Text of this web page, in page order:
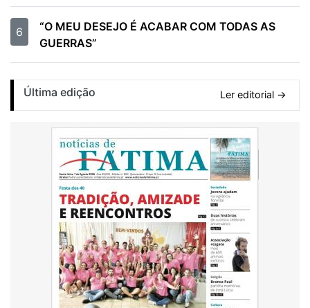
6
“O MEU DESEJO É ACABAR COM TODAS AS
GUERRAS”
Última edição Ler editorial →